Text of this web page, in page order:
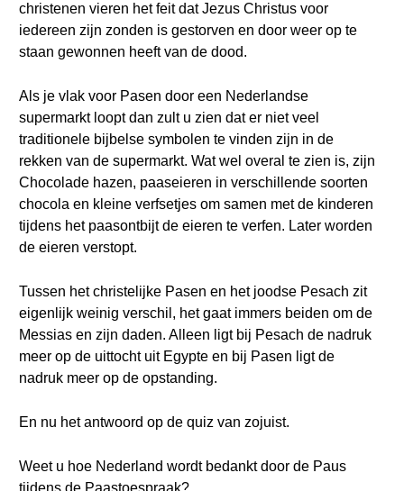
christenen vieren het feit dat Jezus Christus voor
iedereen zijn zonden is gestorven en door weer op te
staan gewonnen heeft van de dood.
Als je vlak voor Pasen door een Nederlandse
supermarkt loopt dan zult u zien dat er niet veel
traditionele bijbelse symbolen te vinden zijn in de
rekken van de supermarkt. Wat wel overal te zien is, zijn
Chocolade hazen, paaseieren in verschillende soorten
chocola en kleine verfsetjes om samen met de kinderen
tijdens het paasontbijt de eieren te verfen. Later worden
de eieren verstopt.
Tussen het christelijke Pasen en het joodse Pesach zit
eigenlijk weinig verschil, het gaat immers beiden om de
Messias en zijn daden. Alleen ligt bij Pesach de nadruk
meer op de uittocht uit Egypte en bij Pasen ligt de
nadruk meer op de opstanding.
En nu het antwoord op de quiz van zojuist.
Weet u hoe Nederland wordt bedankt door de Paus
tijdens de Paastoespraak?